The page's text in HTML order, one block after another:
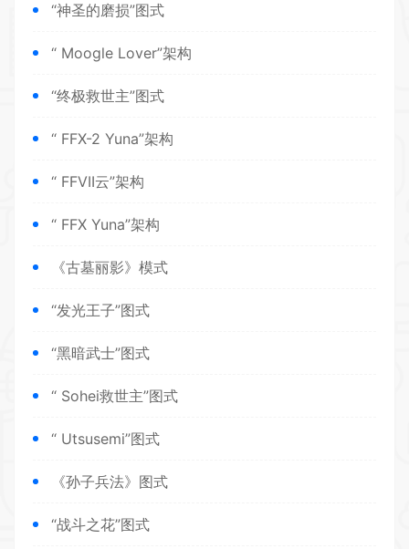
“神圣的磨损”图式
“ Moogle Lover”架构
“终极救世主”图式
“ FFX-2 Yuna”架构
“ FFVII云”架构
“ FFX Yuna”架构
《古墓丽影》模式
“发光王子”图式
“黑暗武士”图式
“ Sohei救世主”图式
“ Utsusemi”图式
《孙子兵法》图式
“战斗之花”图式